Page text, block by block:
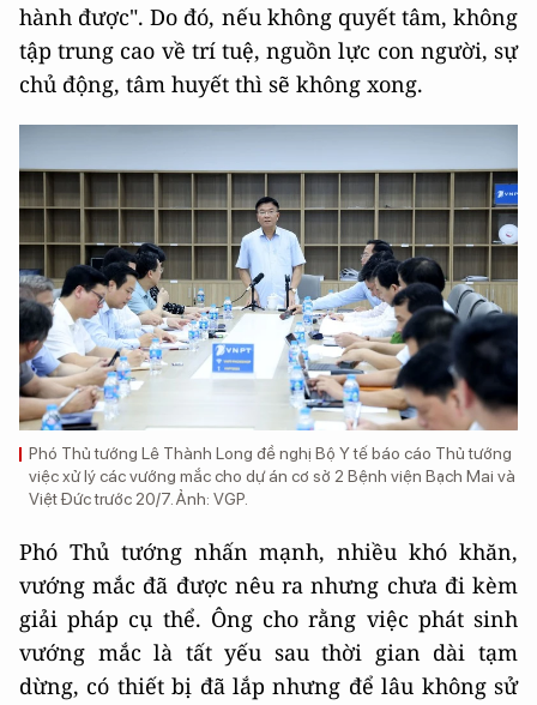
hành được". Do đó, nếu không quyết tâm, không
tập trung cao về trí tuệ, nguồn lực con người, sự
chủ động, tâm huyết thì sẽ không xong.
Phó Thủ tướng Lê Thành Long đề nghị Bộ Y tế báo cáo Thủ tướng
việc xử lý các vướng mắc cho dự án cơ sở 2 Bệnh viện Bạch Mai và
Việt Đức trước 20/7. Ảnh: VGP.
Phó Thủ tướng nhấn mạnh, nhiều khó khăn,
vướng mắc đã được nêu ra nhưng chưa đi kèm
giải pháp cụ thể. Ông cho rằng việc phát sinh
vướng mắc là tất yếu sau thời gian dài tạm
dừng, có thiết bị đã lắp nhưng để lâu không sử